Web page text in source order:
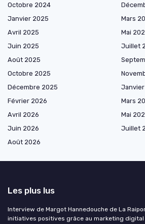
Octobre 2024
Janvier 2025
Mars
Avril 2025
Mai
Juin 2025
Juillet
Août 2025
Octobre 2025
Décembre 2025
Février 2026
Mars
Avril 2026
Mai
Juin 2026
Juillet
Août 2026
Les plus lus
Interview de Margot Hannedouche de La
initiatives positives grâce au marketing digital